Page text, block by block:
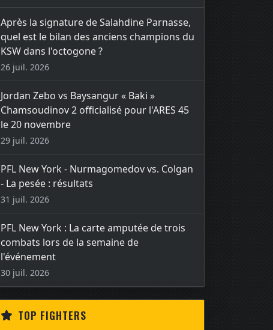
Après la signature de Salahdine Parnasse,
quel est le bilan des anciens champions du
KSW dans l'octogone ?
26 juil. 2026
Jordan Zebo vs Baysangur « Baki »
Chamsoudinov 2 officialisé pour l'ARES 45
le 20 novembre
29 juil. 2026
PFL New York - Nurmagomedov vs. Colgan
- La pesée : résultats
31 juil. 2026
PFL New York : La carte amputée de trois
combats lors de la semaine de
l'événement
30 juil. 2026
TOP FIGHTERS